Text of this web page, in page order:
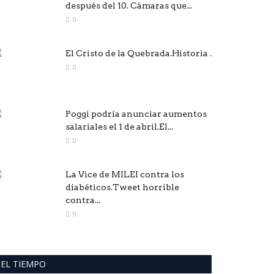
después del 10. Cámaras que...
0
El Cristo de la Quebrada.Historia .
0
Poggi podría anunciar aumentos
salariales el 1 de abril.El...
0
La Vice de MILEI contra los
diabéticos.Tweet horrible
contra...
0
EL TIEMPO